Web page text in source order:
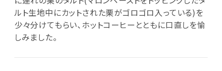
ルト生地中にカットされた栗がゴロゴロ入っている)を
少々分けてもらい、ホットコーヒーとともに口直しを愉
しみました。